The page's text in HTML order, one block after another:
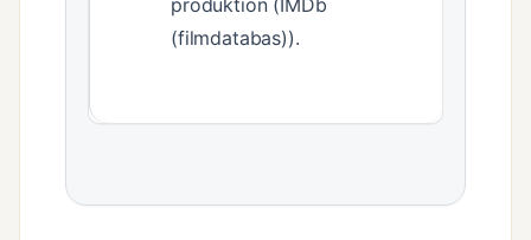
produktion (IMDb
(filmdatabas)).